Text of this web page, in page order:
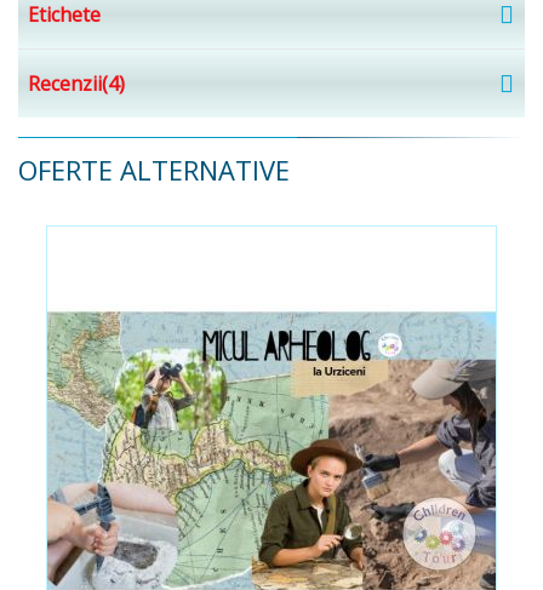
Etichete
Recenzii(4)
OFERTE ALTERNATIVE